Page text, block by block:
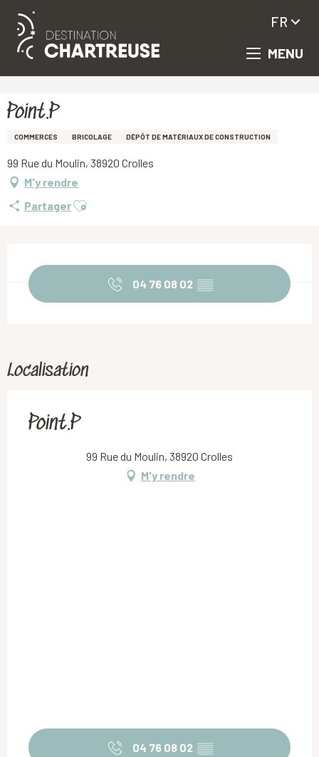
Aller
principal
MENU
FR
Point.P
COMMERCES BRICOLAGE DÉPÔT DE MATÉRIAUX DE CONSTRUCTION
99 Rue du Moulin, 38920 Crolles
M'y rendre
PartagerAjouter aux favoris
04 76 08 02 ▒▒
Localisation
Point.P
99 Rue du Moulin, 38920 Crolles
M'y rendre
04 76 08 02 ▒▒